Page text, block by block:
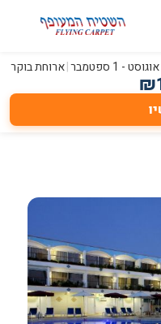
- 1 ספטמבר |ארוחת בוקר
₪